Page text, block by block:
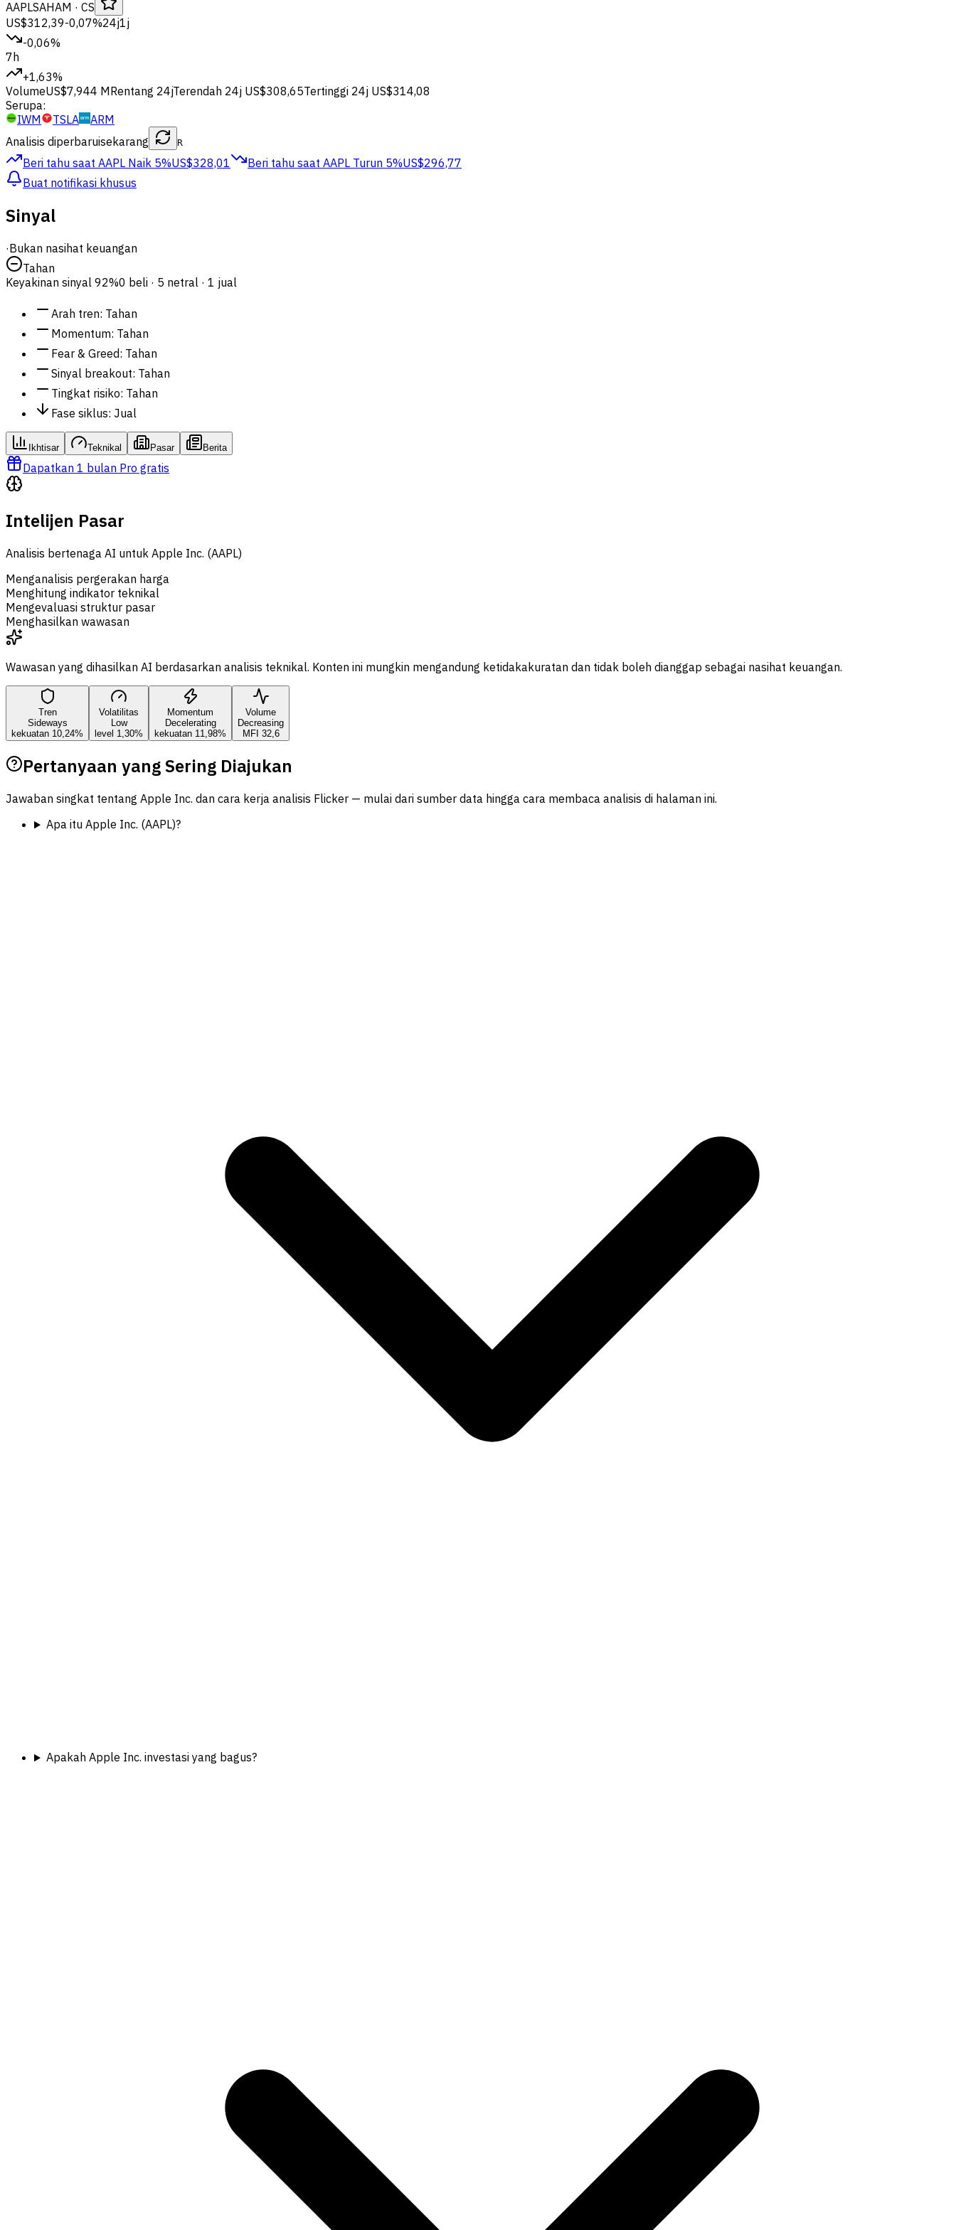
AAPLSAHAM · CS
US$312,39-0,07%24j1j
-0,06%
7h
+1,63%
VolumeUS$7,944 MRentang 24jTerendah 24j US$308,65Tertinggi 24j US$314,08
Serupa:
IWM
TSLA
ARM
Analisis diperbaruisekarang R
Beri tahu saat AAPL Naik 5%US$328,01 Beri tahu saat AAPL Turun 5%US$296,77
Buat notifikasi khusus
Sinyal
·Bukan nasihat keuangan
Tahan
Keyakinan sinyal 92%0 beli · 5 netral · 1 jual
Arah tren: Tahan
Momentum: Tahan
Fear & Greed: Tahan
Sinyal breakout: Tahan
Tingkat risiko: Tahan
Fase siklus: Jual
Ikhtisar Teknikal Pasar Berita
Dapatkan 1 bulan Pro gratis
Intelijen Pasar
Analisis bertenaga AI untuk Apple Inc. (AAPL)
Menganalisis pergerakan harga
Menghitung indikator teknikal
Mengevaluasi struktur pasar
Menghasilkan wawasan
Wawasan yang dihasilkan AI berdasarkan analisis teknikal. Konten ini mungkin mengandung ketidakakuratan dan tidak boleh dianggap sebagai nasihat keuangan.
Tren
Sideways
kekuatan 10,24%
Volatilitas
Low
level 1,30%
Momentum
Decelerating
kekuatan 11,98%
Volume
Decreasing
MFI 32,6
Pertanyaan yang Sering Diajukan
Jawaban singkat tentang Apple Inc. dan cara kerja analisis Flicker — mulai dari sumber data hingga cara membaca analisis di halaman ini.
Apa itu Apple Inc. (AAPL)?
Apakah Apple Inc. investasi yang bagus?